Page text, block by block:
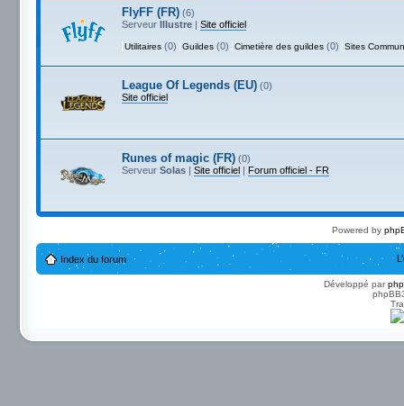
FlyFF (FR) (6)
Serveur Illustre | Site officiel
Utilitaires (0) Guildes (0) Cimetière des guildes (0) Sites
League Of Legends (EU) (0)
Site officiel
Runes of magic (FR) (0)
Serveur Solas | Site officiel | Forum officiel - FR
Powered by
Index du forum
Développé par